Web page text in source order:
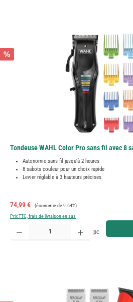
%
Tondeuse WAHL Color Pro sans fil avec 8
Autonomie sans fil jusqu'à 2 heures
8 sabots couleur pour un choix rapide
Levier réglable à 3 hauteurs précises
Prix de vente :
74,99 € Prix régulier :
(économie de 9.64%)
Prix TTC, frais de livraison en sus
Quantité de produit : Entrez la quantité souhaitée ou
pc